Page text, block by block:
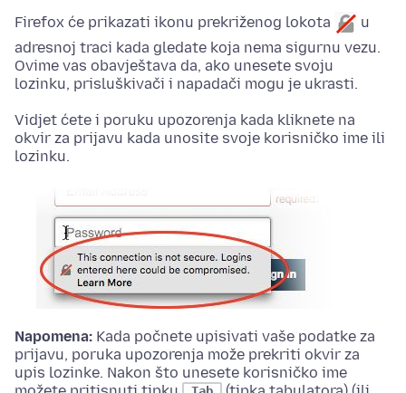
Firefox će prikazati ikonu prekriženog lokota
u
adresnoj traci kada gledate koja nema sigurnu vezu.
Ovime vas obavještava da, ako unesete svoju
lozinku, prisluškivači i napadači mogu je ukrasti.
Vidjet ćete i poruku upozorenja kada kliknete na
okvir za prijavu kada unosite svoje korisničko ime ili
lozinku.
Napomena: Kada počnete upisivati vaše podatke za
prijavu, poruka upozorenja može prekriti okvir za
upis lozinke. Nakon što unesete korisničko ime